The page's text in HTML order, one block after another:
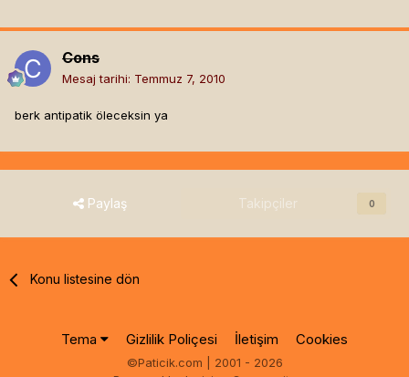
Cons
Mesaj tarihi: Temmuz 7, 2010
berk antipatik öleceksin ya
Paylaş Takipçiler 0
Konu listesine dön
Tema Gizlilik Poliçesi İletişim Cookies
©Paticik.com | 2001 - 2026